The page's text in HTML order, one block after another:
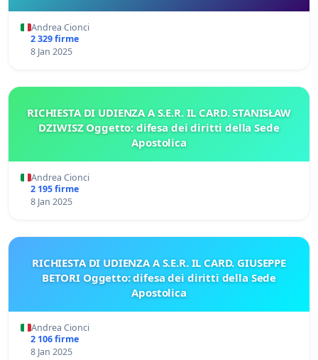
Andrea Cionci
2 329 firme
8 Jan 2025
RICHIESTA DI UDIENZA A S.E.R. IL CARD. STANISŁAW
DZIWISZ Oggetto: difesa dei diritti della Sede
Apostolica
Andrea Cionci
2 195 firme
8 Jan 2025
RICHIESTA DI UDIENZA A S.E.R. IL CARD. GIUSEPPE
BETORI Oggetto: difesa dei diritti della Sede
Apostolica
Andrea Cionci
2 106 firme
8 Jan 2025